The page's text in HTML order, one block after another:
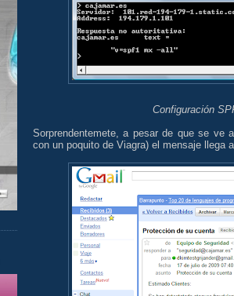
Configuración
Sorprendentemete, a pesar de que se ve
con un poquito de Viagra) el mensaje llega